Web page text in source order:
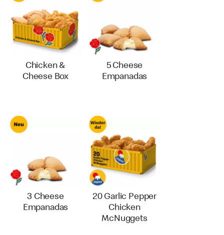
Chicken &
Cheese Box
5 Cheese
Empanadas
3 Cheese
Empanadas
20 Garlic Pepper
Chicken
McNuggets